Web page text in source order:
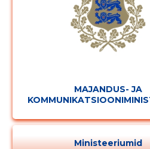
MAJANDUS- JA
Ministeeriumid